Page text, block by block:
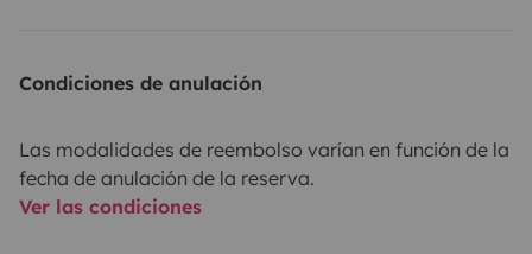
Condiciones de anulación
Las modalidades de reembolso varían en función de la
fecha de anulación de la reserva.
Ver las condiciones